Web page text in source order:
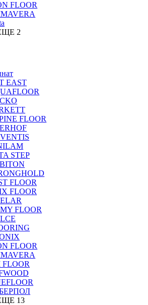
FLOOR
2
EAST
FLOOR
STEP
FLOOR
FLOOR
FLOOR
FLOOR
FLOOR
13